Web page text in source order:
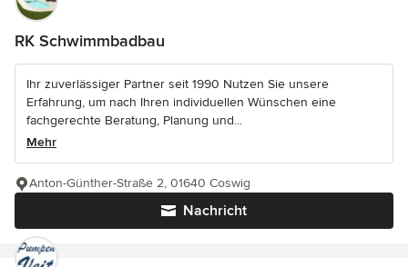
RK Schwimmbadbau
Ihr zuverlässiger Partner seit 1990 Nutzen Sie unsere
Erfahrung, um nach Ihren individuellen Wünschen eine
fachgerechte Beratung, Planung und...
Mehr
Nachricht
Anton-Günther-Straße 2, 01640 Coswig